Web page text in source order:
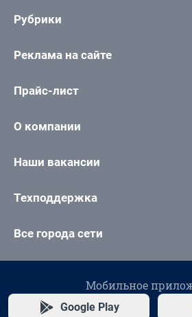
Рубрики
Реклама на сайте
Прайс-лист
О компании
Наши вакансии
Техподдержка
Все города сети
Мобильное
Google Play